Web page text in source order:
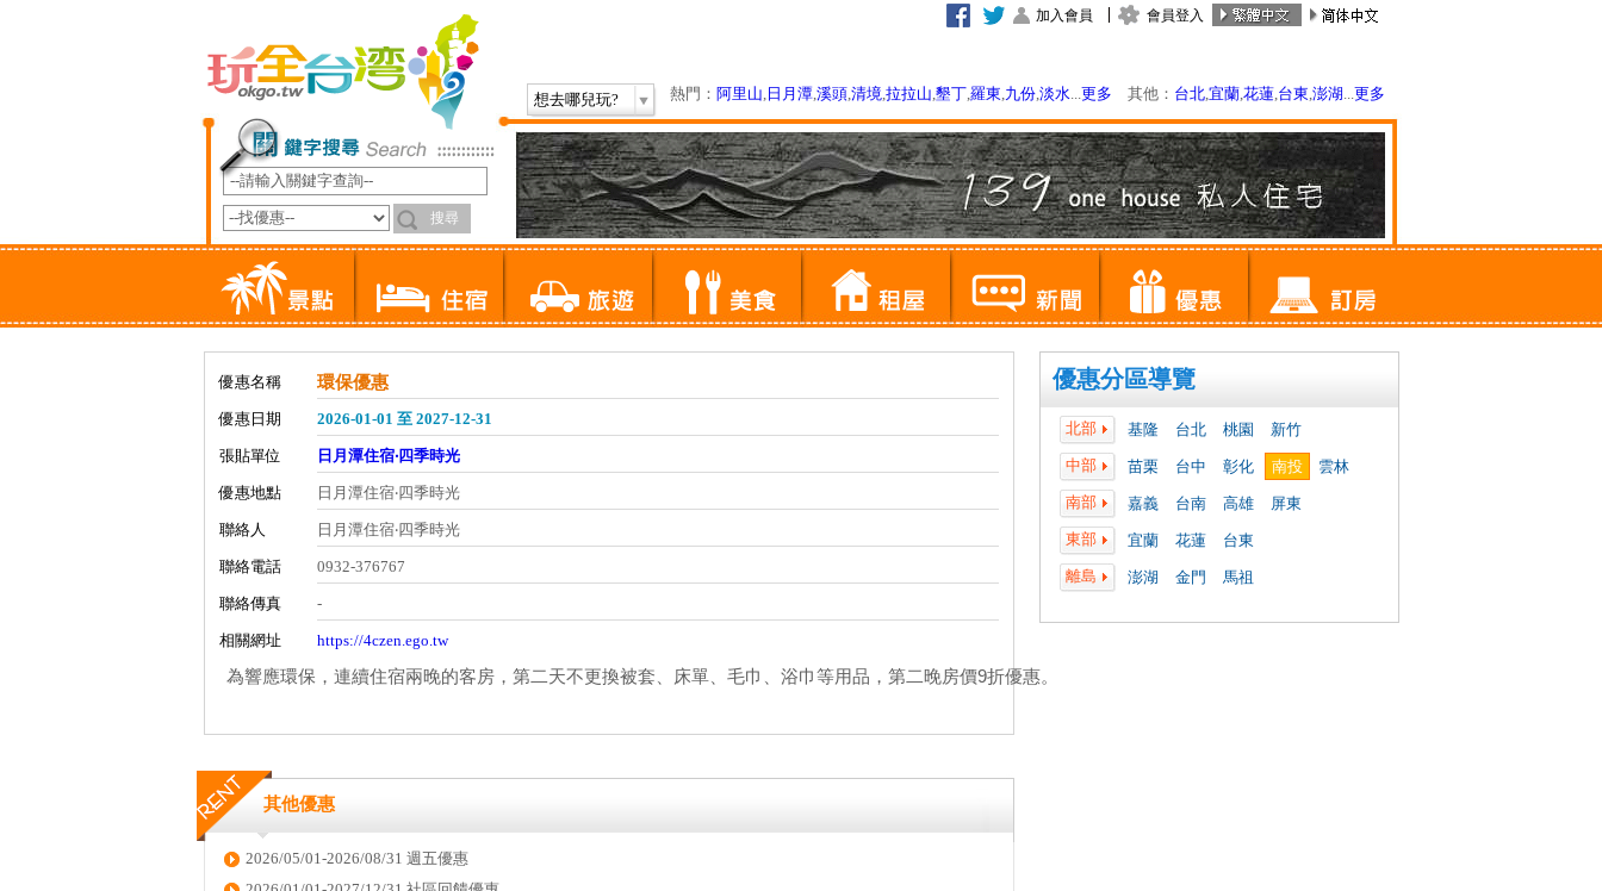
加入會員 會員登入
想去哪兒玩? 熱門： 阿里山, 日月潭,溪頭,清境,拉拉山,墾丁,羅東,九份,淡水...更多 其他： 台北,宜蘭,花蓮,台東,澎湖...更多
優惠分區導覽
北部 基隆 台北 桃園
新竹
中部
苗栗 台中 彰化 南投
雲林
南部
嘉義 台南 高雄
屏東
東部
宜蘭 花蓮
台東
離島
澎湖 金門 馬祖
優惠名稱 環保優惠
優惠日期 2026-01-01 至 2027-12-31
張貼單位 日月潭住宿‧四季時光
優惠地點 日月潭住宿‧四季時光
聯絡人 日月潭住宿‧四季時光
聯絡電話 0932-376767
聯絡傳真 -
相關網址 https://4czen.ego.tw
為響應環保，連續住宿兩晚的客房，第二天不更換被套、床單、毛巾、浴巾等用品，第二晚房價9折優惠。
其他優惠
2026/05/01-2026/08/31 週五優惠